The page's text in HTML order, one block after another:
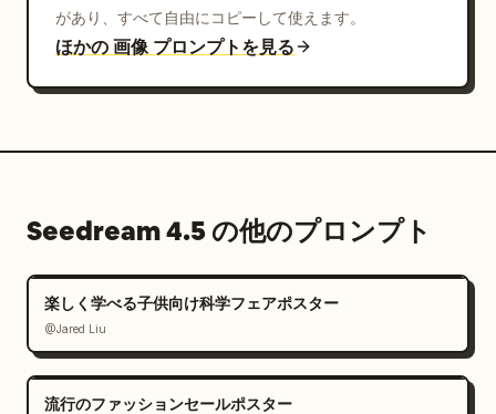
があり、すべて自由にコピーして使えます。
ほかの 画像 プロンプトを見る
Seedream 4.5 の他のプロンプト
楽しく学べる子供向け科学フェアポスター
@Jared Liu
流行のファッションセールポスター